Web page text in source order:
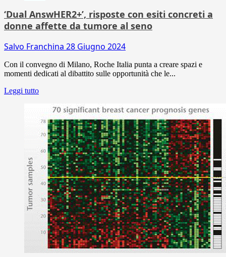
‘Dual AnswHER2+’, risposte con esiti concreti a
donne affette da tumore al seno
Salvo Franchina 28 Giugno 2024
Con il convegno di Milano, Roche Italia punta a creare spazi e
momenti dedicati al dibattito sulle opportunità che le...
Leggi tutto